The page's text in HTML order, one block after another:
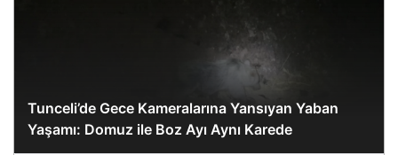
Tunceli’de Gece Kameralarına Yansıyan Yaban
Yaşamı: Domuz ile Boz Ayı Aynı Karede